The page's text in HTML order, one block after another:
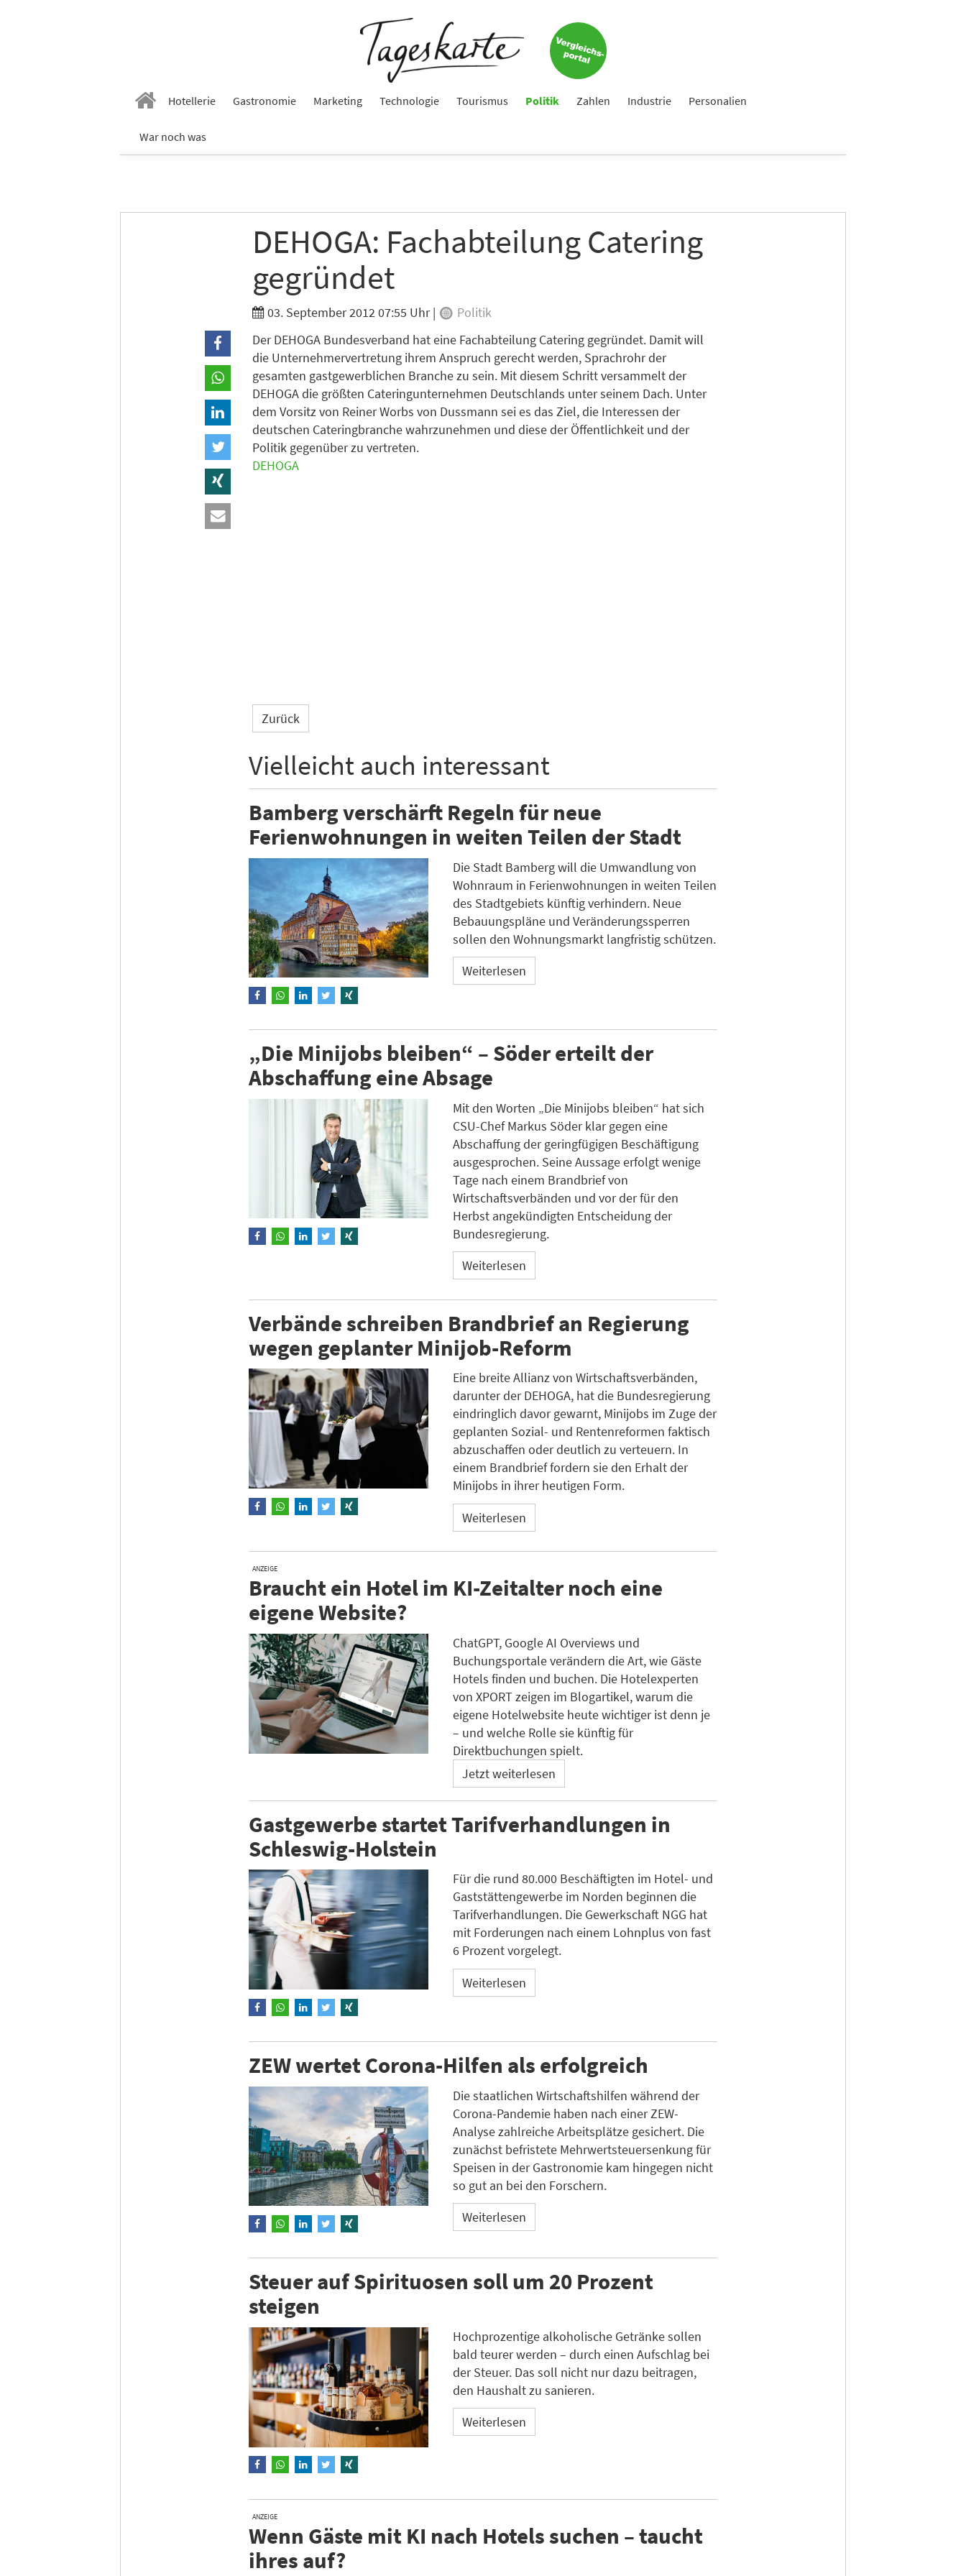
Hotellerie Gastronomie Marketing Technologie Tourismus Politik Zahlen Industrie Personalien
War noch was
DEHOGA: Fachabteilung Catering
gegründet
03. September 2012 07:55 Uhr|
Politik
Der DEHOGA Bundesverband hat eine Fachabteilung Catering gegründet. Damit will
die Unternehmervertretung ihrem Anspruch gerecht werden, Sprachrohr der
gesamten gastgewerblichen Branche zu sein. Mit diesem Schritt versammelt der
DEHOGA die größten Cateringunternehmen Deutschlands unter seinem Dach. Unter
dem Vorsitz von Reiner Worbs von Dussmann sei es das Ziel, die Interessen der
deutschen Cateringbranche wahrzunehmen und diese der Öffentlichkeit und der
Politik gegenüber zu vertreten.
DEHOGA
Zurück
Vielleicht auch interessant
Bamberg verschärft Regeln für neue
Ferienwohnungen in weiten Teilen der Stadt
Die Stadt Bamberg will die Umwandlung von
Wohnraum in Ferienwohnungen in weiten Teilen
des Stadtgebiets künftig verhindern. Neue
Bebauungspläne und Veränderungssperren
sollen den Wohnungsmarkt langfristig schützen.
Weiterlesen
„Die Minijobs bleiben“ – Söder erteilt der
Abschaffung eine Absage
Mit den Worten „Die Minijobs bleiben“ hat sich
CSU-Chef Markus Söder klar gegen eine
Abschaffung der geringfügigen Beschäftigung
ausgesprochen. Seine Aussage erfolgt wenige
Tage nach einem Brandbrief von
Wirtschaftsverbänden und vor der für den
Herbst angekündigten Entscheidung der
Bundesregierung.
Weiterlesen
Verbände schreiben Brandbrief an Regierung
wegen geplanter Minijob-Reform
Eine breite Allianz von Wirtschaftsverbänden,
darunter der DEHOGA, hat die Bundesregierung
eindringlich davor gewarnt, Minijobs im Zuge der
geplanten Sozial- und Rentenreformen faktisch
abzuschaffen oder deutlich zu verteuern. In
einem Brandbrief fordern sie den Erhalt der
Minijobs in ihrer heutigen Form.
Weiterlesen
ANZEIGE
Braucht ein Hotel im KI-Zeitalter noch eine
eigene Website?
ChatGPT, Google AI Overviews und
Buchungsportale verändern die Art, wie Gäste
Hotels finden und buchen. Die Hotelexperten
von XPORT zeigen im Blogartikel, warum die
eigene Hotelwebsite heute wichtiger ist denn je
– und welche Rolle sie künftig für
Direktbuchungen spielt.
Jetzt weiterlesen
Gastgewerbe startet Tarifverhandlungen in
Schleswig-Holstein
Für die rund 80.000 Beschäftigten im Hotel- und
Gaststättengewerbe im Norden beginnen die
Tarifverhandlungen. Die Gewerkschaft NGG hat
mit Forderungen nach einem Lohnplus von fast
6 Prozent vorgelegt.
Weiterlesen
ZEW wertet Corona-Hilfen als erfolgreich
Die staatlichen Wirtschaftshilfen während der
Corona-Pandemie haben nach einer ZEW-
Analyse zahlreiche Arbeitsplätze gesichert. Die
zunächst befristete Mehrwertsteuersenkung für
Speisen in der Gastronomie kam hingegen nicht
so gut an bei den Forschern.
Weiterlesen
Steuer auf Spirituosen soll um 20 Prozent
steigen
Hochprozentige alkoholische Getränke sollen
bald teurer werden – durch einen Aufschlag bei
der Steuer. Das soll nicht nur dazu beitragen,
den Haushalt zu sanieren.
Weiterlesen
ANZEIGE
Wenn Gäste mit KI nach Hotels suchen – taucht
ihres auf?